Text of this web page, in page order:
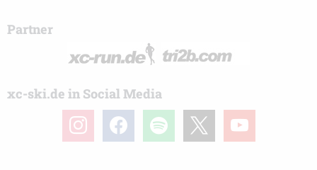
Partner
xc-ski.de in Social Media
instagramfacebook spotify youtube